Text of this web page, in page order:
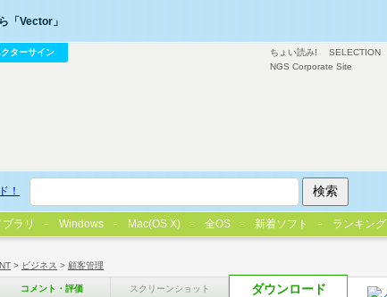
> ビジネス > 顧客管理
コメント・評価 スクリーンショット ダウンロード
ちょい読み! SELECTION
NGS Corporate Site
「Vector」
ターサイン
！
ブラリ Windows Mac(OS X) 全OS 新着ソフト ランキング